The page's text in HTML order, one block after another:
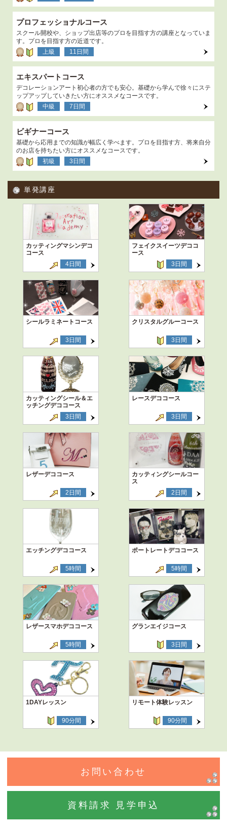
プロフェッショナルコース
スクール開校や、ショップ出店等のプロを目指す方の講座となっていま
す。プロを目指す方の近道です。
上級
11日間
エキスパートコース
デコレーションアート初心者の方でも安心。基礎から学んで徐々にステ
ップアップしていきたい方にオススメなコースです。
中級
7日間
ビギナーコース
基礎から応用までの知識が幅広く学べます。プロを目指す方、将来自分
のお店を持ちたい方にオススメなコースです。
初級
3日間
単発講座
カッティングマシンデコ
コース
4日間
フェイクスイーツデココ
ース
3日間
シールラミネートコース
3日間
クリスタルグルーコース
3日間
カッティングシール＆エ
ッチングデココース
3日間
レースデココース
3日間
レザーデココース
2日間
カッティングシールコー
ス
2日間
エッチングデココース
5時間
ポートレートデココース
5時間
レザースマホデココース
5時間
グランエイジコース
3日間
1DAYレッスン
90分間
リモート体験レッスン
90分間
お問い合わせ
資料請求 見学申込